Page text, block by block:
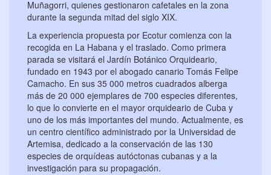
Muñagorri, quienes gestionaron cafetales en la zona
durante la segunda mitad del siglo XIX.
La experiencia propuesta por Ecotur comienza con la
recogida en La Habana y el traslado. Como primera
parada se visitará el Jardín Botánico Orquideario,
fundado en 1943 por el abogado canario Tomás Felipe
Camacho. En sus 35 000 metros cuadrados alberga
más de 20 000 ejemplares de 700 especies diferentes,
lo que lo convierte en el mayor orquideario de Cuba y
uno de los más importantes del mundo. Actualmente, es
un centro científico administrado por la Universidad de
Artemisa, dedicado a la conservación de las 130
especies de orquídeas autóctonas cubanas y a la
investigación para su propagación.